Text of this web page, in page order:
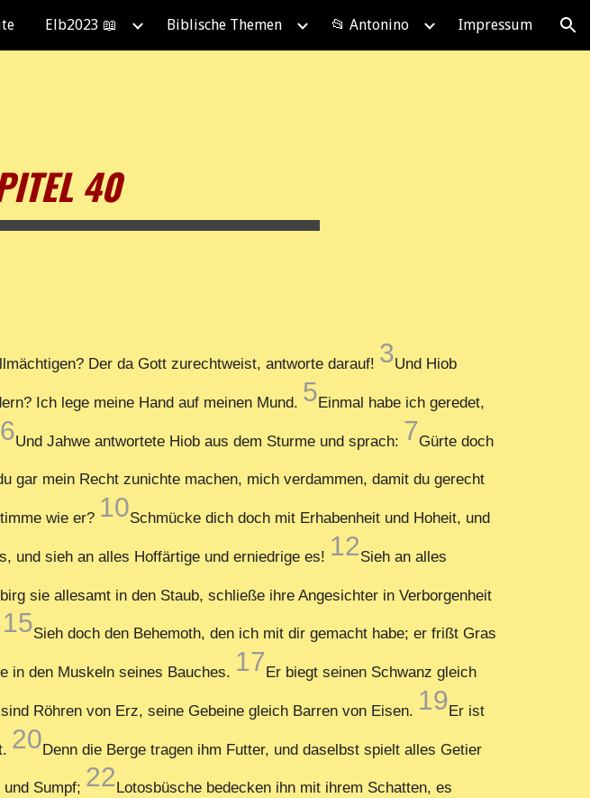
Skip to navigation
Elb2023 📖 Biblische Themen 📂 Antonino Impressum
40
Der da Gott zurechtweist, antworte darauf! 3Und Hiob
Ich lege meine Hand auf meinen Mund. 5Einmal habe ich geredet,
6Und Jahwe antwortete Hiob aus dem Sturme und sprach: 7Gürte doch
gar mein Recht zunichte machen, mich verdammen, damit du gerecht
wie er? 10Schmücke dich doch mit Erhabenheit und Hoheit, und
und sieh an alles Hoffärtige und erniedrige es! 12Sieh an alles
sie allesamt in den Staub, schließe ihre Angesichter in Verborgenheit
15Sieh doch den Behemoth, den ich mit dir gemacht habe; er frißt Gras
in den Muskeln seines Bauches. 17Er biegt seinen Schwanz gleich
Röhren von Erz, seine Gebeine gleich Barren von Eisen. 19Er ist
20Denn die Berge tragen ihm Futter, und daselbst spielt alles Getier
Sumpf; 22Lotosbüsche bedecken ihn mit ihrem Schatten, es